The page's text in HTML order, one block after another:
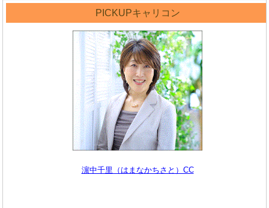
PICKUPキャリコン
濵中千里（はまなかちさと）CC